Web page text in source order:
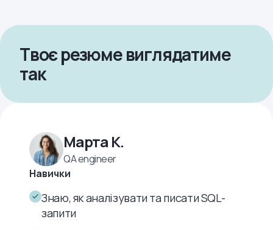
Твоє резюме виглядатиме
так
Марта К.
QA engineer
Навички
Знаю, як аналізувати та писати SQL-
запити